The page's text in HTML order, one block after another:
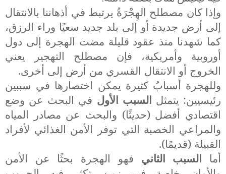
وإذا كان مصطلح الهِجْرَةُ يرتبط في أذهاننا بالانتقال
إلى أرض جديدة أو إلى بلد جديد سعيًا وراء الرزق،
كما شهدنا منذ عقود قليلة مضت الهجرة إلى دول
أوروبية وأمريكية، فإن مصطلح التهجير يعني
الخروج أو الانتقال القسري من أرض إلى أخرى.
وللهجرة أسبابُ كثيرة يمكن اختصارها في سببين
رئيسيين: يتمثل السبب الأول في البحث عن وضع
اقتصادي أفضل (حديثًا) والبحث عن مصادر المياه
والمراعي الخصبة التي توفر الأمن الغذائي لأفراد
القبيلة (قديمًا).
أما السبب الثاني فهو الهجرة بحثًا عن الأمن